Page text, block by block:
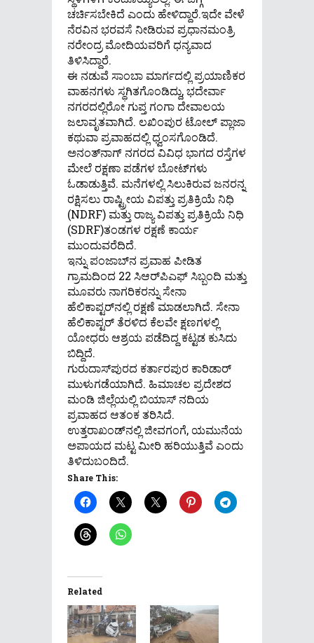
ಚರ್ಚಿಸಬೇಕಿದೆ ಎಂದು ಹೇಳಿದ್ದಾರೆ.ಇದೇ ವೇಳೆ
ನೆರವಿನ ಭರವಸೆ ನೀಡಿರುವ ಪ್ರಧಾನಮಂತ್ರಿ
ನರೇಂದ್ರ ಮೋದಿಯವರಿಗೆ ಧನ್ಯವಾದ
ತಿಳಿಸಿದ್ದಾರೆ.
ಈ ನಡುವೆ ಸಾಂಬಾ ಮಾರ್ಗದಲ್ಲಿ ಪ್ರಯಾಣಿಕರ
ವಾಹನಗಳು ಸ್ಥಗಿತಗೊಂಡಿದ್ದು, ಭದೇರ್ವಾ
ನಗರದಲ್ಲಿರೋ ಗುಪ್ತ ಗಂಗಾ ದೇವಾಲಯ
ಜಲಾವೃತವಾಗಿದೆ. ಲಖಿಂಪುರ ಟೋಲ್ ಪ್ಲಾಜಾ
ಕಥುವಾ ಪ್ರವಾಹದಲ್ಲಿ ಧ್ವಂಸಗೊಂಡಿದೆ.
ಅನಂತ್‌ನಾಗ್‌ ನಗರದ ವಿವಿಧ ಭಾಗದ ರಸ್ತೆಗಳ
ಮೇಲೆ ರಕ್ಷಣಾ ಪಡೆಗಳ ಬೋಟ್​​ಗಳು
ಓಡಾಡುತ್ತಿವೆ.​ ಮನೆಗಳಲ್ಲಿ ಸಿಲುಕಿರುವ ಜನರನ್ನ
ರಕ್ಷಿಸಲು ರಾಷ್ಟ್ರೀಯ ವಿಪತ್ತು ಪ್ರತಿಕ್ರಿಯೆ ನಿಧಿ
(NDRF) ಮತ್ತು ರಾಜ್ಯ ವಿಪತ್ತು ಪ್ರತಿಕ್ರಿಯೆ ನಿಧಿ
(SDRF)ತಂಡಗಳ ರಕ್ಷಣೆ ಕಾರ್ಯ
ಮುಂದುವರೆದಿದೆ.
ಇನ್ನು ಪಂಜಾಬ್‌ನ ಪ್ರವಾಹ ಪೀಡಿತ
ಗ್ರಾಮದಿಂದ 22 ಸಿಆರ್‌ಪಿಎಫ್ ಸಿಬ್ಬಂದಿ ಮತ್ತು
ಮೂವರು ನಾಗರಿಕರನ್ನು ಸೇನಾ
ಹೆಲಿಕಾಪ್ಟರ್‌ನಲ್ಲಿ ರಕ್ಷಣೆ ಮಾಡಲಾಗಿದೆ. ಸೇನಾ
ಹೆಲಿಕಾಪ್ಟರ್ ತೆರಳಿದ ಕೆಲವೇ ಕ್ಷಣಗಳಲ್ಲಿ
ಯೋಧರು ಆಶ್ರಯ ಪಡೆದಿದ್ದ ಕಟ್ಟಡ ಕುಸಿದು
ಬಿದ್ದಿದೆ.
ಗುರುದಾಸ್‌ಪುರದ ಕರ್ತಾರಪುರ ಕಾರಿಡಾರ್
ಮುಳುಗಡೆಯಾಗಿದೆ. ಹಿಮಾಚಲ ಪ್ರದೇಶದ
ಮಂಡಿ ಜಿಲ್ಲೆಯಲ್ಲಿ ಬಿಯಾಸ್ ನದಿಯ
ಪ್ರವಾಹದ ಆತಂಕ ತರಿಸಿದೆ.
ಉತ್ತರಾಖಂಡ್‌ನಲ್ಲಿ ಜೀವಗಂಗೆ, ಯಮುನೆಯ
ಅಪಾಯದ ಮಟ್ಟ ಮೀರಿ ಹರಿಯುತ್ತಿವೆ ಎಂದು
ತಿಳಿದುಬಂದಿದೆ.
Share This:
Related